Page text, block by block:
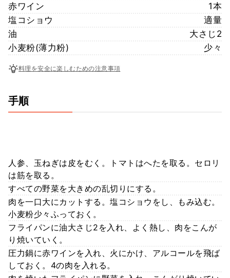
赤ワイン
1本
塩コショウ
適量
油
大さじ2
小麦粉(薄力粉)
少々
料理を安全に楽しむための注意事項
手順
人参、玉ねぎは皮をむく。トマトはへたを取る。セロリ
は筋を取る。
すべての野菜を大きめの乱切りにする。
肉を一口大にカットする。塩コショウをし、もみ込む。
小麦粉少々ふっておく。
フライパンに油大さじ2を入れ、よく熱し、肉をこんが
り焼いていく。
圧力鍋に赤ワインを入れ、火にかけ、アルコールを飛ば
しておく。4の肉を入れる。